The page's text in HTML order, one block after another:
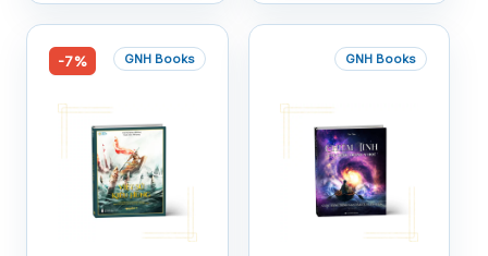
-7% GNH Books GNH Books